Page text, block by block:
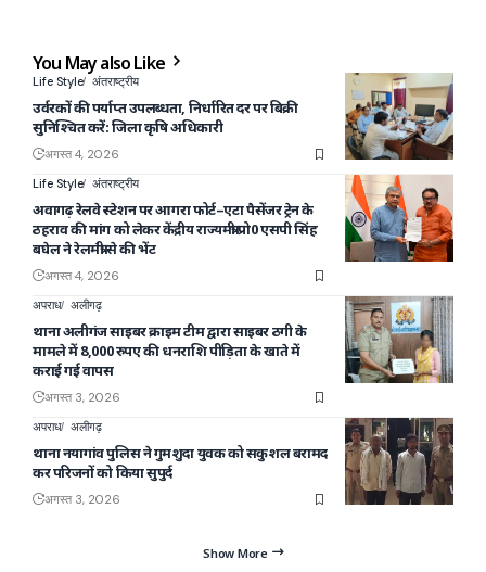
You May also Like
Life Style अंतराष्ट्रीय
उर्वरकों की पर्याप्त उपलब्धता, निर्धारित दर पर बिक्री
सुनिश्चित करें: जिला कृषि अधिकारी
अगस्त 4, 2026
Life Style अंतराष्ट्रीय
अवागढ़ रेलवे स्टेशन पर आगरा फोर्ट–एटा पैसेंजर ट्रेन के
ठहराव की मांग को लेकर केंद्रीय राज्यमंत्री प्रो0 एसपी सिंह
बघेल ने रेलमंत्री से की भेंट
अगस्त 4, 2026
अपराध अलीगढ़
थाना अलीगंज साइबर क्राइम टीम द्वारा साइबर ठगी के
मामले में 8,000 रुपए की धनराशि पीड़िता के खाते में
कराई गई वापस
अगस्त 3, 2026
अपराध अलीगढ़
थाना नयागांव पुलिस ने गुमशुदा युवक को सकुशल बरामद
कर परिजनों को किया सुपुर्द
अगस्त 3, 2026
Show More